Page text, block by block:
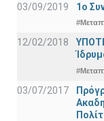
03/09/2019 1ο
12/02/2018
03/07/2017